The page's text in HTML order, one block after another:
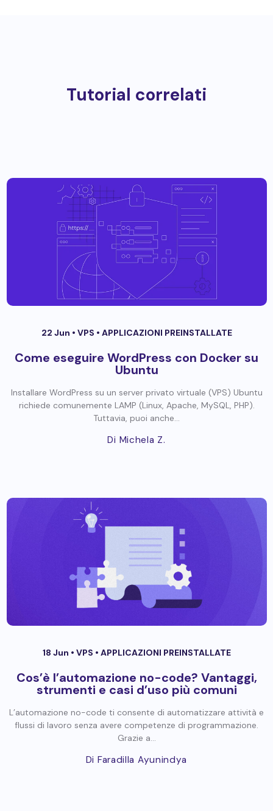
Tutorial correlati
22 Jun • VPS • APPLICAZIONI PREINSTALLATE
Come eseguire WordPress con Docker su
Ubuntu
Installare WordPress su un server privato virtuale (VPS) Ubuntu
richiede comunemente LAMP (Linux, Apache, MySQL, PHP).
Tuttavia, puoi anche...
Di Michela Z.
18 Jun • VPS • APPLICAZIONI PREINSTALLATE
Cos’è l’automazione no-code? Vantaggi,
strumenti e casi d’uso più comuni
L’automazione no-code ti consente di automatizzare attività e
flussi di lavoro senza avere competenze di programmazione.
Grazie a...
Di Faradilla Ayunindya